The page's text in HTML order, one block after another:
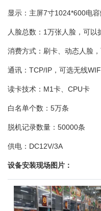
显示：主屏7寸1024*600电
人脸总数：1万张人脸，可以
消费方式：刷卡、动态人脸
通讯：TCP/IP，可选无线
读卡技术：M1卡、CPU卡
白名单个数：5万条
脱机记录数量：50000条
供电：DC12V/3A
设备安装现场图片：